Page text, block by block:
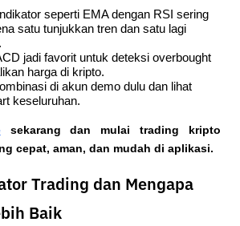
seperti EMA dengan RSI sering
satu tunjukkan tren dan satu lagi
jadi favorit untuk deteksi overbought
harga di kripto.
di akun demo dulu dan lihat
keseluruhan.
sekarang dan mulai trading kripto
cepat, aman, dan mudah di aplikasi.
Trading dan Mengapa
Baik